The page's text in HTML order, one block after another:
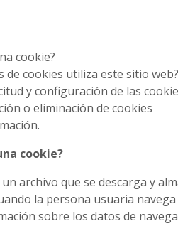
cookie?
de cookies utiliza este sitio web?
y configuración de las
o eliminación de cookies
cookie?
archivo que se descarga y
la persona usuaria
sobre los datos de